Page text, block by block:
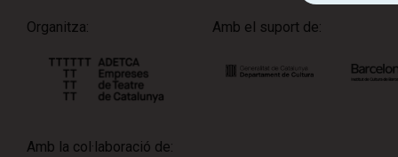
Organitza: Amb el suport de:
Amb la col·laboració de: